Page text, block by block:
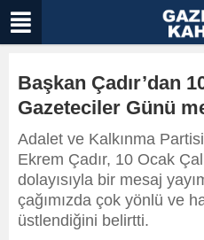
Başkan Çadır’dan
Gazeteciler Günü
Adalet ve Kalkınma
Ekrem Çadır, 10 Ocak
dolayısıyla bir mesaj
çağımızda çok yönlü ve
üstlendiğini belirtti.